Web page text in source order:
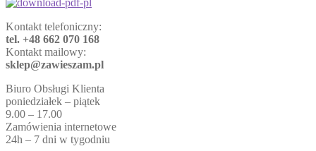
Kontakt telefoniczny:
tel. +48 662 070 168
Kontakt mailowy:
sklep@zawieszam.pl
Biuro Obsługi Klienta
poniedziałek – piątek
9.00 – 17.00
Zamówienia internetowe
24h – 7 dni w tygodniu